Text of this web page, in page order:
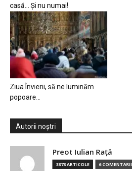
casă… Și nu numai!
Ziua Învierii, să ne luminăm
popoare…
Autorii noștri
Preot Iulian Raţă
3878 ARTICOLE 6 COMENTARII